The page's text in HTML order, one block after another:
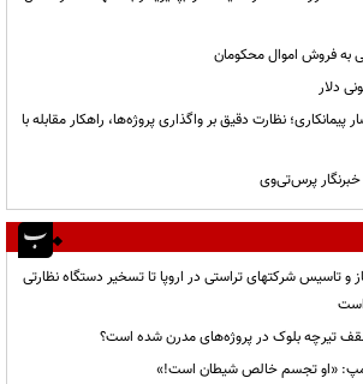
به فروش اموال محکومان
دلار
نظارت دقیق بر واگذاری پروژه‌ها، راهکار مقابله با
خبرنگار پرس‌تی‌وی
و تاسیس شرکتهای تراستی در اروپا تا تسخیر دستگاه نظارتی
تیرچه بلوک در پروژه‌های مدرن شده است؟
«او تجسم خالص شیطان است!»